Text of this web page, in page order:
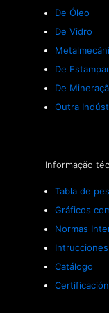
De Óleo
De Vidro
De
De
Outra
Informação
Tabla de
Gráficos
Normas
Catálogo